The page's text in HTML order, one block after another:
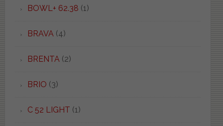
BOWL+ 62.38 (1)
BRAVA(4)
BRENTA(2)
BRIO (3)
C 52 LIGHT (1)